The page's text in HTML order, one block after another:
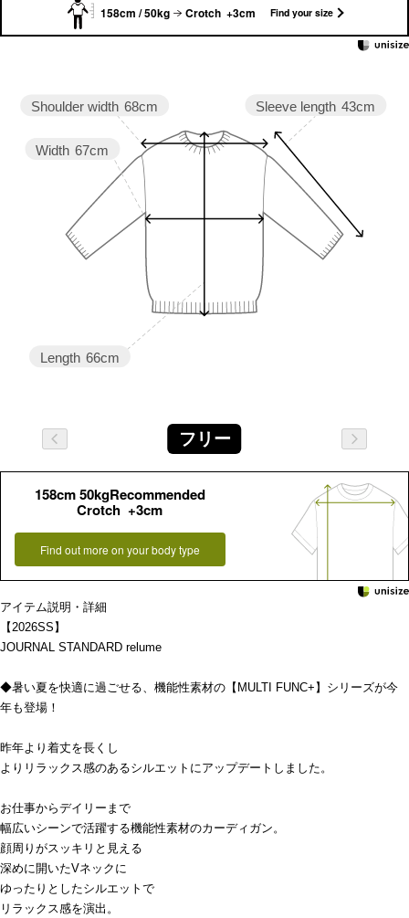
158cm / 50kg Crotch +3cm Find your size
Sleeve length 43cm
Length 66cm
Width 67cm
Shoulder width 68cm
フリー
158cm 50kgRecommended
Crotch +3cm
Find out more on your body type
アイテム説明・詳細
【2026SS】
JOURNAL STANDARD relume
◆暑い夏を快適に過ごせる、機能性素材の【MULTI FUNC+】シリーズが今
年も登場！
昨年より着丈を長くし
よりリラックス感のあるシルエットにアップデートしました。
お仕事からデイリーまで
幅広いシーンで活躍する機能性素材のカーディガン。
顔周りがスッキリと見える
深めに開いたVネックに
ゆったりとしたシルエットで
リラックス感を演出。